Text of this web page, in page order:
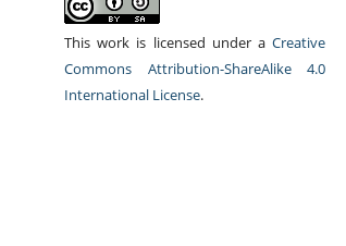
This work is licensed under a Creative
Commons Attribution-ShareAlike 4.0
International License.